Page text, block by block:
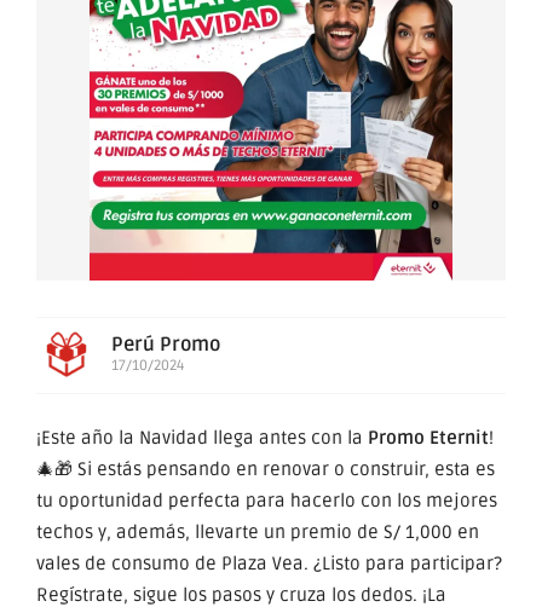
Perú Promo
17/10/2024
¡Este año la Navidad llega antes con la Promo Eternit!
🎄🎁 Si estás pensando en renovar o construir, esta es
tu oportunidad perfecta para hacerlo con los mejores
techos y, además, llevarte un premio de S/ 1,000 en
vales de consumo de Plaza Vea. ¿Listo para participar?
Regístrate, sigue los pasos y cruza los dedos. ¡La